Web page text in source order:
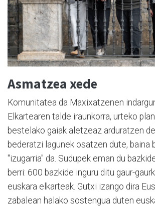
Asmatzea xede
Komunitatea da Maxixatzenen
Elkartearen talde iraunkorra, urteko
bestelako gaiak aletzeaz arduratzen
bederatzi lagunek osatzen dute, baina
"izugarria" da. Sudupek eman du
berri: 600 bazkide inguru ditu gaur-
euskara elkarteak. Gutxi izango dira
zabalean halako sostengua duten